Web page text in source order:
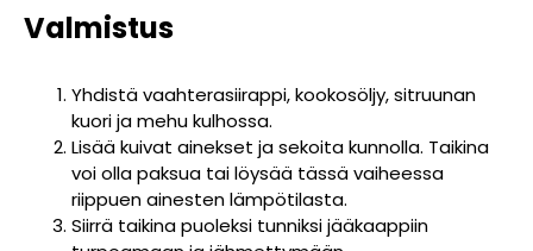
Valmistus
Yhdistä vaahterasiirappi, kookosöljy, sitruunan
kuori ja mehu kulhossa.
Lisää kuivat ainekset ja sekoita kunnolla. Taikina
voi olla paksua tai löysää tässä vaiheessa
riippuen ainesten lämpötilasta.
Siirrä taikina puoleksi tunniksi jääkaappiin